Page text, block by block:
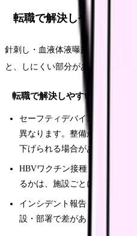
転職で解決しやすいこと
針刺し・血液体液曝露に関わる不
と、しにくい部分があります。
転職で解決しやすいこと
セーフティデバイスやPPEの
異なります。整備が進んだ施
下げられる場合があります。
HBVワクチン接種・抗体価確
るかは、施設ごとに差がありま
インシデント報告・労災申請
設・部署で差があります。